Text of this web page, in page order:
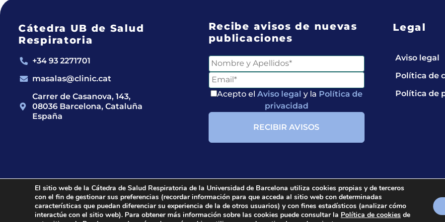
Cátedra UB de Salud
Respiratoria
+34 93 2271701
masalas@clinic.cat
Carrer de Casanova, 143,
08036 Barcelona, Cataluña
España
Recibe avisos de nuevas
publicaciones
Acepto el Aviso legal y la Política de
privacidad
Legal
Aviso legal
Política de
Política de
2024 © Cátedra UB de Salud Respiratoria.All rights reserved.
El sitio web de la Cátedra de Salud Respiratoria de la Universidad de Barcelona utiliza cookies propias y de terceros
con el fin de gestionar sus preferencias (recordar información para que acceda al sitio web con determinadas
características que puedan diferenciar su experiencia de la de otros usuarios) y con fines estadísticos (analizar cómo
interactúe con el sitio web). Para obtener más información sobre las cookies puede consultar la Política de cookies de